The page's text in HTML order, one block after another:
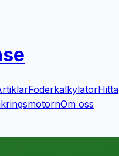
FoderkalkylatorHitta
Om oss